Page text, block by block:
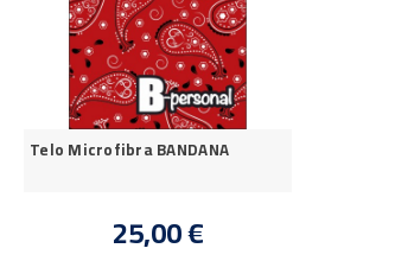
Telo Microfibra BANDANA
25,00 €